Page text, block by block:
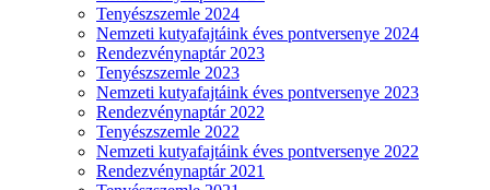
Tenyészszemle 2024
Nemzeti kutyafajtáink éves pontversenye 2024
Rendezvénynaptár 2023
Tenyészszemle 2023
Nemzeti kutyafajtáink éves pontversenye 2023
Rendezvénynaptár 2022
Tenyészszemle 2022
Nemzeti kutyafajtáink éves pontversenye 2022
Rendezvénynaptár 2021